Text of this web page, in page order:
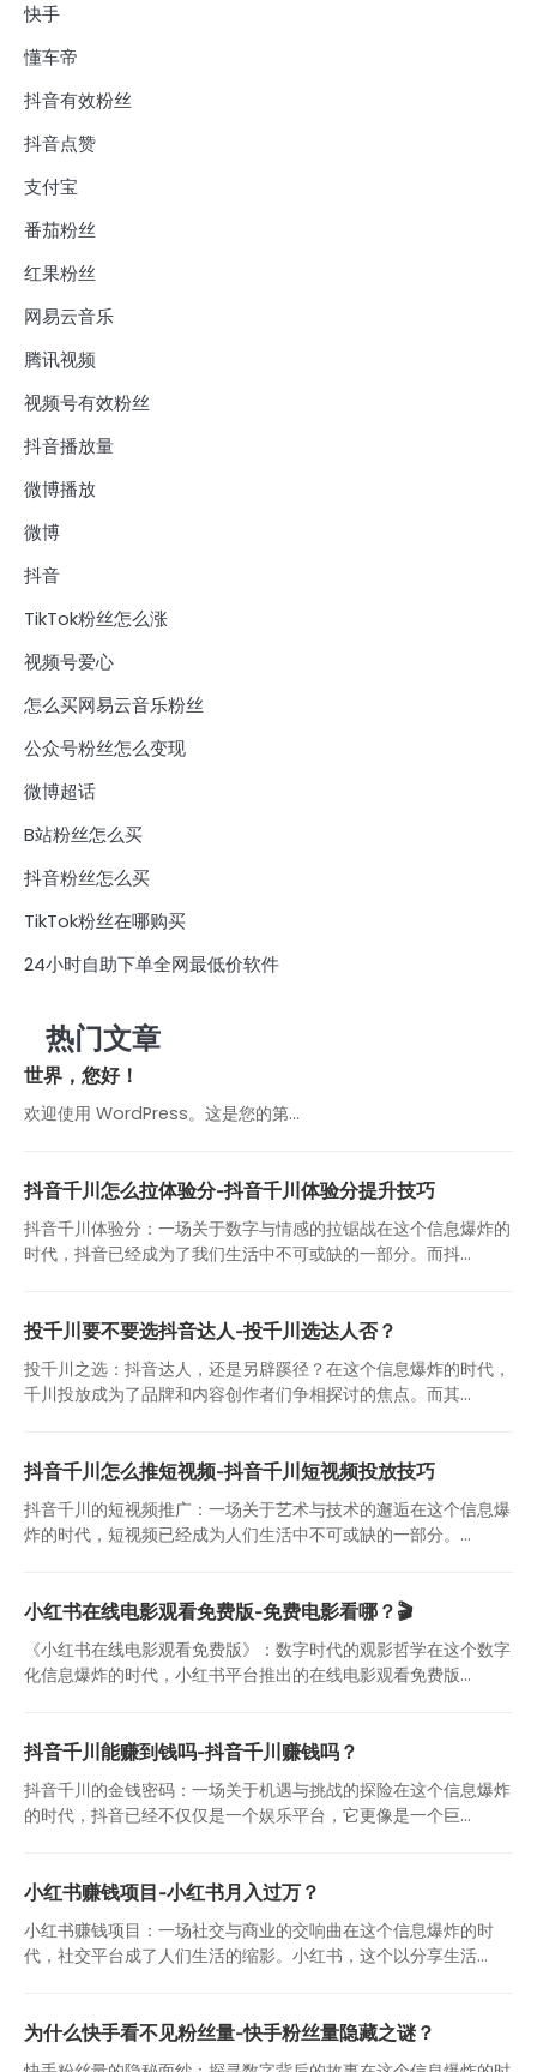
快手
懂车帝
抖音有效粉丝
抖音点赞
支付宝
番茄粉丝
红果粉丝
网易云音乐
腾讯视频
视频号有效粉丝
抖音播放量
微博播放
微博
抖音
TikTok粉丝怎么涨
视频号爱心
怎么买网易云音乐粉丝
公众号粉丝怎么变现
微博超话
B站粉丝怎么买
抖音粉丝怎么买
TikTok粉丝在哪购买
24小时自助下单全网最低价软件
热门文章
世界，您好！
欢迎使用 WordPress。这是您的第…
抖音千川怎么拉体验分-抖音千川体验分提升技巧
抖音千川体验分：一场关于数字与情感的拉锯战在这个信息爆炸的
时代，抖音已经成为了我们生活中不可或缺的一部分。而抖...
投千川要不要选抖音达人-投千川选达人否？
投千川之选：抖音达人，还是另辟蹊径？在这个信息爆炸的时代，
千川投放成为了品牌和内容创作者们争相探讨的焦点。而其...
抖音千川怎么推短视频-抖音千川短视频投放技巧
抖音千川的短视频推广：一场关于艺术与技术的邂逅在这个信息爆
炸的时代，短视频已经成为人们生活中不可或缺的一部分。...
小红书在线电影观看免费版-免费电影看哪？🎬
《小红书在线电影观看免费版》：数字时代的观影哲学在这个数字
化信息爆炸的时代，小红书平台推出的在线电影观看免费版...
抖音千川能赚到钱吗-抖音千川赚钱吗？
抖音千川的金钱密码：一场关于机遇与挑战的探险在这个信息爆炸
的时代，抖音已经不仅仅是一个娱乐平台，它更像是一个巨...
小红书赚钱项目-小红书月入过万？
小红书赚钱项目：一场社交与商业的交响曲在这个信息爆炸的时
代，社交平台成了人们生活的缩影。小红书，这个以分享生活...
为什么快手看不见粉丝量-快手粉丝量隐藏之谜？